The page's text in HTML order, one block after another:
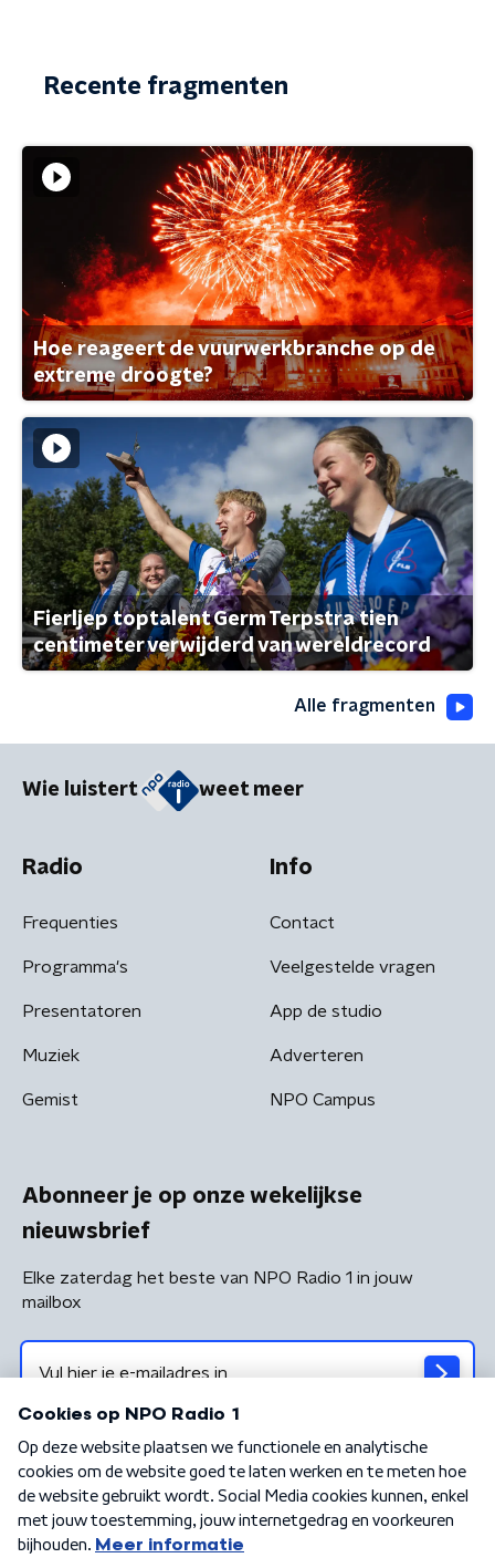
Recente fragmenten
Hoe reageert de vuurwerkbranche op de
extreme droogte?
Fierljep toptalent Germ Terpstra tien
centimeter verwijderd van wereldrecord
Alle fragmenten
Wie luistert weet meer
Radio
Frequenties
Programma's
Presentatoren
Muziek
Gemist
Info
Contact
Veelgestelde vragen
App de studio
Adverteren
NPO Campus
Abonneer je op onze wekelijkse
nieuwsbrief
Elke zaterdag het beste van NPO Radio 1 in jouw
mailbox
Algemene voorwaarden